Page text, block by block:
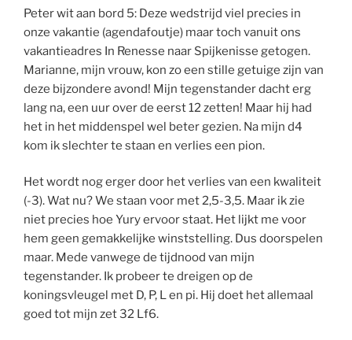
Peter wit aan bord 5: Deze wedstrijd viel precies in
onze vakantie (agendafoutje) maar toch vanuit ons
vakantieadres In Renesse naar Spijkenisse getogen.
Marianne, mijn vrouw, kon zo een stille getuige zijn van
deze bijzondere avond! Mijn tegenstander dacht erg
lang na, een uur over de eerst 12 zetten! Maar hij had
het in het middenspel wel beter gezien. Na mijn d4
kom ik slechter te staan en verlies een pion.
Het wordt nog erger door het verlies van een kwaliteit
(-3). Wat nu? We staan voor met 2,5-3,5. Maar ik zie
niet precies hoe Yury ervoor staat. Het lijkt me voor
hem geen gemakkelijke winststelling. Dus doorspelen
maar. Mede vanwege de tijdnood van mijn
tegenstander. Ik probeer te dreigen op de
koningsvleugel met D, P, L en pi. Hij doet het allemaal
goed tot mijn zet 32 Lf6.